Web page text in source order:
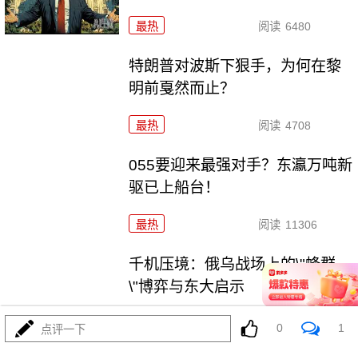
最热 阅读 6480
特朗普对波斯下狠手，为何在黎
明前戛然而止？
最热 阅读 4708
055要迎来最强对手？东瀛万吨新
驱已上船台！
最热 阅读 11306
千机压境：俄乌战场上的\"蜂群
\"博弈与东大启示
阅读 8672
点评一下 0 1